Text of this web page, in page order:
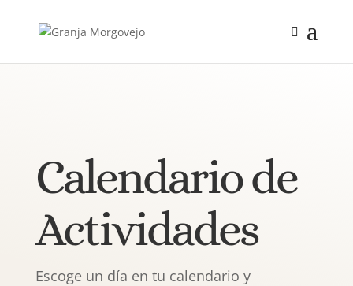
Calendario de
Actividades
Escoge un día en tu calendario y